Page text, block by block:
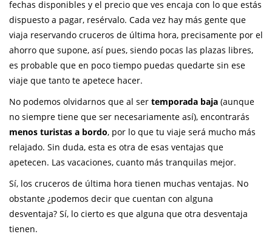
fechas disponibles y el precio que ves encaja con lo que estás
dispuesto a pagar, resérvalo. Cada vez hay más gente que
viaja reservando cruceros de última hora, precisamente por el
ahorro que supone, así pues, siendo pocas las plazas libres,
es probable que en poco tiempo puedas quedarte sin ese
viaje que tanto te apetece hacer.
No podemos olvidarnos que al ser temporada baja (aunque
no siempre tiene que ser necesariamente así), encontrarás
menos turistas a bordo, por lo que tu viaje será mucho más
relajado. Sin duda, esta es otra de esas ventajas que
apetecen. Las vacaciones, cuanto más tranquilas mejor.
Sí, los cruceros de última hora tienen muchas ventajas. No
obstante ¿podemos decir que cuentan con alguna
desventaja? Sí, lo cierto es que alguna que otra desventaja
tienen.